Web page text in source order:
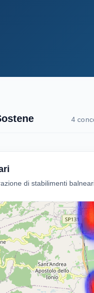
4
di stabilimenti